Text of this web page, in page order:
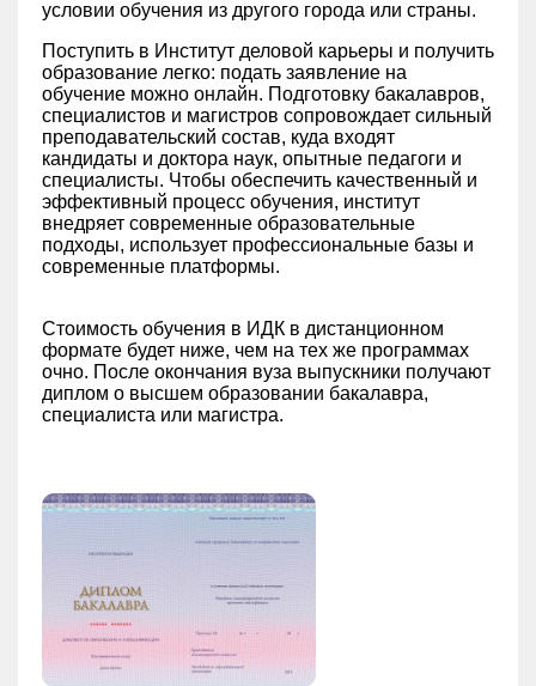
условии обучения из другого города или страны.
Поступить в Институт деловой карьеры и получить
образование легко: подать заявление на
обучение можно онлайн. Подготовку бакалавров,
специалистов и магистров сопровождает сильный
преподавательский состав, куда входят
кандидаты и доктора наук, опытные педагоги и
специалисты. Чтобы обеспечить качественный и
эффективный процесс обучения, институт
внедряет современные образовательные
подходы, использует профессиональные базы и
современные платформы.
Стоимость обучения в ИДК в дистанционном
формате будет ниже, чем на тех же программах
очно. После окончания вуза выпускники получают
диплом о высшем образовании бакалавра,
специалиста или магистра.